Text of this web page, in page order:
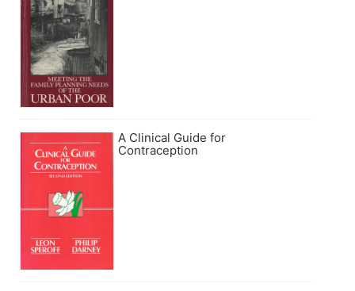
A Clinical Guide for
Contraception